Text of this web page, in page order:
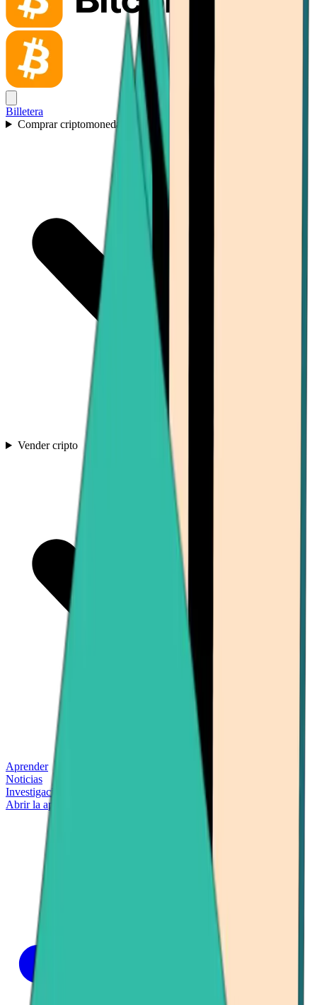
Billetera
Comprar criptomonedas
Vender cripto
Aprender
Noticias
Investigación
Abrir la aplicación